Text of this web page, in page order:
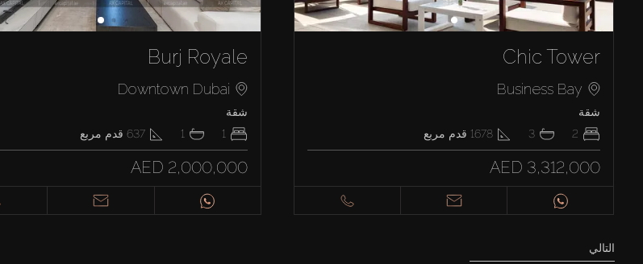
Burj Royale
Downtown Dubai
شقة
1
1
637 قدم مربع
AED 2,000,000
Chic Tower
Business Bay
شقة
2
3
1678 قدم مربع
AED 3,312,000
التالي